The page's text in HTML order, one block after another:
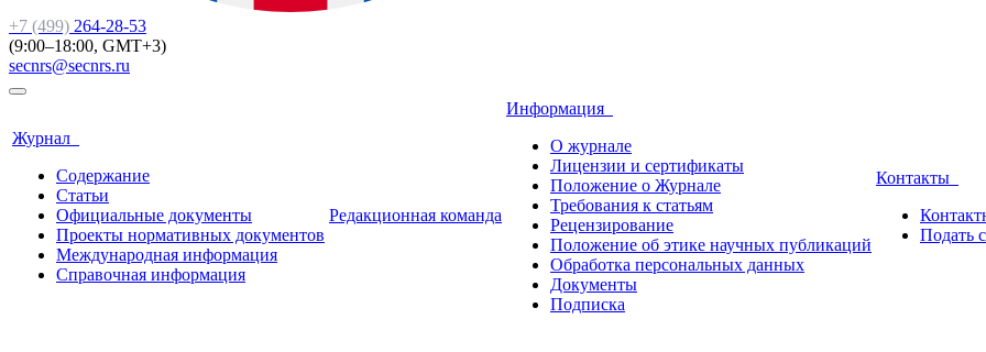
+7 (499) 264-28-53
(9:00–18:00, GMT+3)
secnrs@secnrs.ru
Журнал
Содержание
Статьи
Официальные документы
Проекты нормативных документов
Международная информация
Справочная информация
Редакционная команда
Информация
О журнале
Лицензии и сертификаты
Положение о Журнале
Требования к статьям
Рецензирование
Положение об этике научных публикаций
Обработка персональных данных
Документы
Подписка
Контакты
Подать